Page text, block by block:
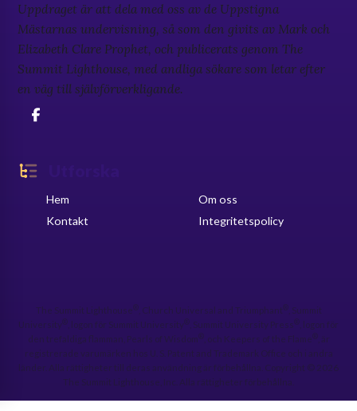
Uppdraget är att dela med oss av de Uppstigna
Mästarnas undervisning, så som den givits av Mark och
Elizabeth Clare Prophet, och publicerats genom The
Summit Lighthouse, med andliga sökare som letar efter
en väg till självförverkligande.
Hem
Kontakt
Om oss
Integritetspolicy
The Summit Lighthouse®, Church Universal and Triumphant®, Summit
University® , logon för Summit University® , Summit University Press® , logon för
den trefaldiga flamman, Pearls of Wisdom®, och Keepers of the Flame®, är
registrerade varumärken hos U. S. Patent and Trademark Office och i andra
länder. Alla rättigheter till deras användning är förbehållna. Copyright © 2026
The Summit Lighthouse, Inc. Alla rättigheter förbehållna.